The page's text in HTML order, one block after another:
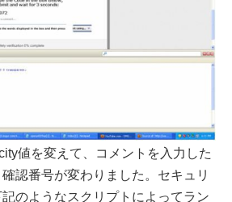
値を変えて、コメントを入力した
認番号が変わりました。セキュリ
のようなスクリプトによってラン